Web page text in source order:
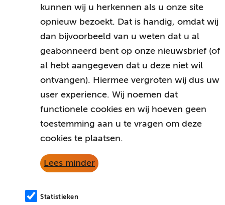
kunnen wij u herkennen als u onze site
opnieuw bezoekt. Dat is handig, omdat wij
dan bijvoorbeeld van u weten dat u al
geabonneerd bent op onze nieuwsbrief (of
al hebt aangegeven dat u deze niet wil
ontvangen). Hiermee vergroten wij dus uw
user experience. Wij noemen dat
functionele cookies en wij hoeven geen
toestemming aan u te vragen om deze
cookies te plaatsen.
Lees minder
Statistieken